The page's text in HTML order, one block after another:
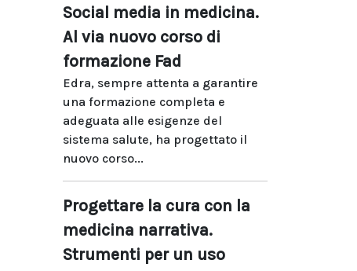
Social media in medicina.
Al via nuovo corso di
formazione Fad
Edra, sempre attenta a garantire
una formazione completa e
adeguata alle esigenze del
sistema salute, ha progettato il
nuovo corso...
Progettare la cura con la
medicina narrativa.
Strumenti per un uso